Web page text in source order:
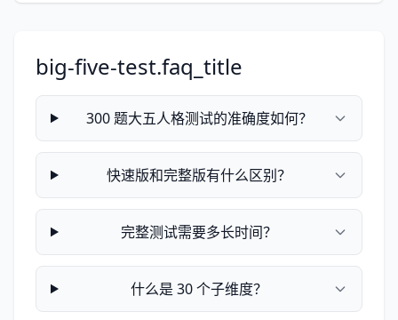
big-five-test.faq_title
300 题大五人格测试的准确度如何？
快速版和完整版有什么区别？
完整测试需要多长时间？
什么是 30 个子维度？